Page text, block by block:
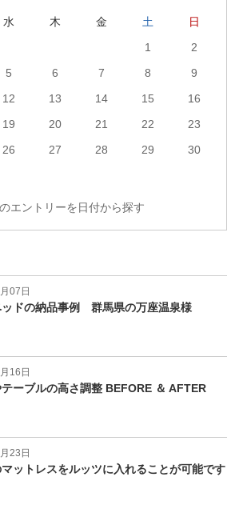
水 木 金 土
日
1
2
5 6 7 8
9
12 13 14 15
16
19 20 21 22
23
26 27 28 29
30
エントリーを日付から探す
07日
ッドの納品事例 群馬県の万座温泉様
16日
テーブルの高さ調整 BEFORE ＆ AFTER
23日
ットレスをルッツに入れることが可能です